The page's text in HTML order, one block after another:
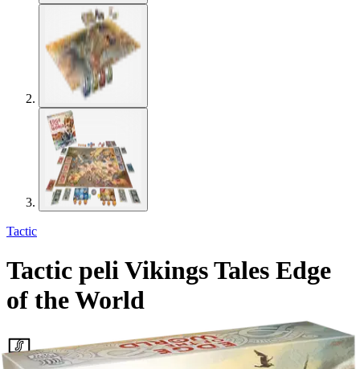
Tactic
Tactic peli Vikings Tales Edge
of the World
30,52 €